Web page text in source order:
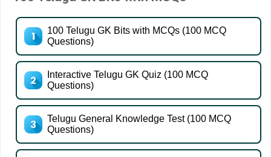
100 Telugu GK Bits with MCQs (100 MCQ
Questions)
Interactive Telugu GK Quiz (100 MCQ
Questions)
Telugu General Knowledge Test (100 MCQ
Questions)